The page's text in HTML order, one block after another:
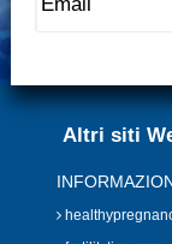
Altri siti